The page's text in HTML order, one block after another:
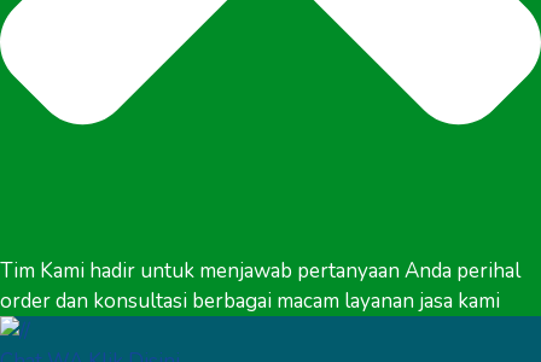
Tim Kami hadir untuk menjawab pertanyaan Anda perihal
order dan konsultasi berbagai macam layanan jasa kami